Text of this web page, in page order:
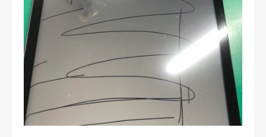
お知らせ
修理料金表
修理実績
ご予約・お問合せ